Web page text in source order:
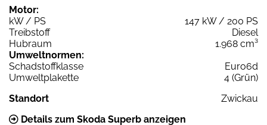
Motor:
kW / PS
147 kW / 200 PS
Treibstoff
Diesel
Hubraum
1.968 cm³
Umweltnormen:
Schadstoffklasse
Euro6d
Umweltplakette
4 (Grün)
Standort
Zwickau
Details zum Skoda Superb anzeigen